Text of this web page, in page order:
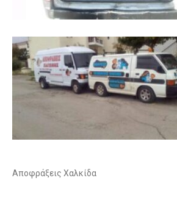
Αποφράξεις Χαλκίδα